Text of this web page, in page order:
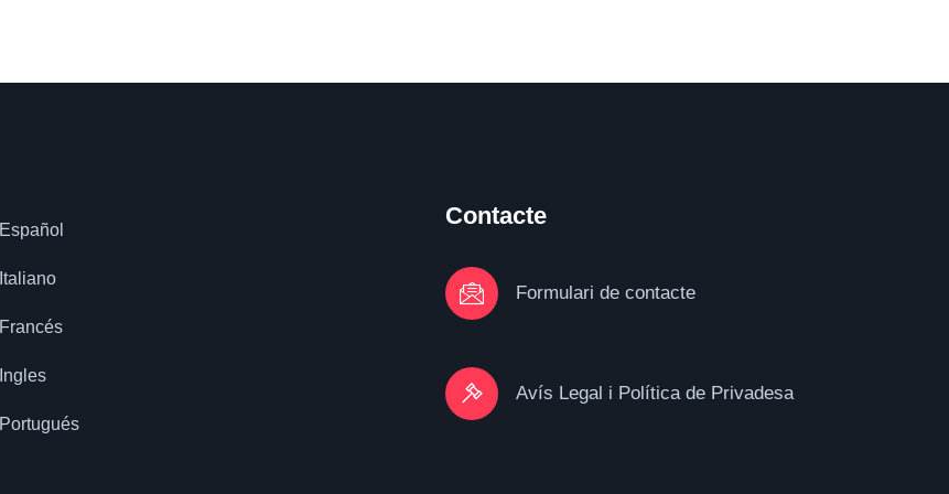
Español
Italiano
Francés
Ingles
Portugués
Contacte
Formulari de contacte
Avís Legal i Política de Privadesa